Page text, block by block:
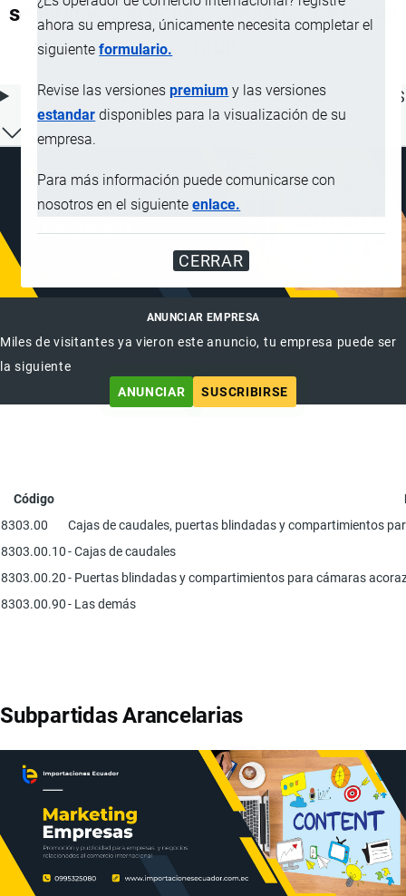
ahora su empresa, únicamente necesita completar el
siguienteformulario.
Revise las versionespremium y las versiones
estandar disponibles para la visualización de su
empresa.
Para más información puede comunicarse con
nosotros en el siguienteenlace.
CERRAR
seguridad y artículos similares, de metal
común
ÍNDICE DE CONTENIDOS
ANUNCIAR EMPRESA
Miles de visitantes ya vieron este anuncio, tu empresa puede ser
la siguiente
ANUNCIAR
SUSCRIBIRSE
Código
8303.00
Cajas de caudales, puertas blindadas y compartimientos
8303.00.10- Cajas de caudales
8303.00.20- Puertas blindadas y compartimientos para cámaras
8303.00.90- Las demás
Subpartidas Arancelarias